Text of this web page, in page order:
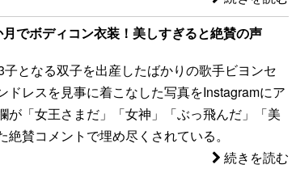
でボディコン衣装！美しすぎると絶賛の声
となる双子を出産したばかりの歌手ビヨンセ
ドレスを見事に着こなした写真をInstagramにア
が「女王さまだ」「女神」「ぶっ飛んだ」「美
絶賛コメントで埋め尽くされている。
続きを読む